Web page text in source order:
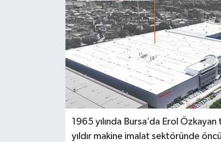
1965 yılında Bursa’da Erol
yıldır makine imalat sektöründe